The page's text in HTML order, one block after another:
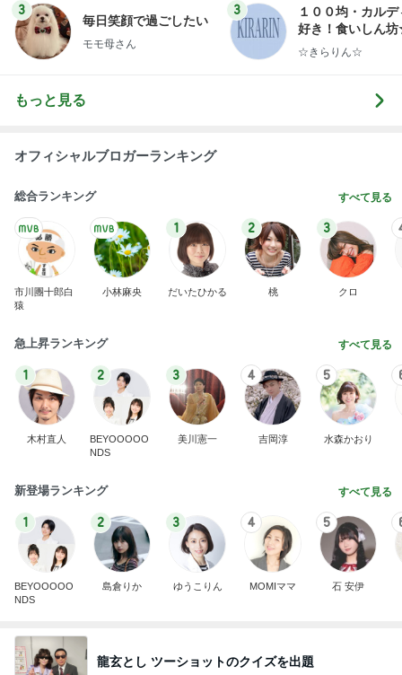
3
毎日笑顔で過ごしたい
モモ母さん
3
１００均・カルデ
好き！食いしん
らりん☆のブログ
☆きらりん☆
もっと見る
オフィシャルブロガーランキング
総合ランキング すべて見る
市川團十郎白
猿
小林麻央
1
だいたひかる
2
桃
3
クロ
急上昇ランキング すべて見る
1
木村直人
2
BEYOOOOO
NDS
3
美川憲一
4
吉岡淳
5
水森かおり
新登場ランキング すべて見る
1
BEYOOOOO
NDS
2
島倉りか
3
ゆうこりん
4
MOMIママ
5
石 安伊
龍玄とし ツーショットのクイズを出題